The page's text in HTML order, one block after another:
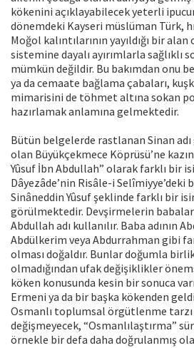
kökenini açıklayabilecek yeterli
dönemdeki Kayseri müslüman Türk,
Moğol kalıntılarının yayıldığı bir
sistemine dayalı ayırımlarla sağlıklı
mümkün değildir. Bu bakımdan onu
ya da cemaate bağlama çabaları,
mimarisini de töhmet altına sokan
hazırlamak anlamına gelmektedir.
Bütün belgelerde rastlanan Sinan
olan Büyükçekmece Köprüsü’ne
Yûsuf İbn Abdullah” olarak farklı bir
Dâyezâde’nin Risâle-i Selîmiyye’deki
Sinâneddin Yûsuf şeklinde farklı bir
görülmektedir. Devşirmelerin
Abdullah adı kullanılır. Baba adının
Abdülkerim veya Abdurrahman gibi
olması doğaldır. Bunlar doğumla
olmadığından ufak değişiklikler
köken konusunda kesin bir sonuca
Ermeni ya da bir başka kökenden
Osmanlı toplumsal örgütlenme
değişmeyecek, “Osmanlılaştırma”
örnekle bir defa daha doğrulanmış